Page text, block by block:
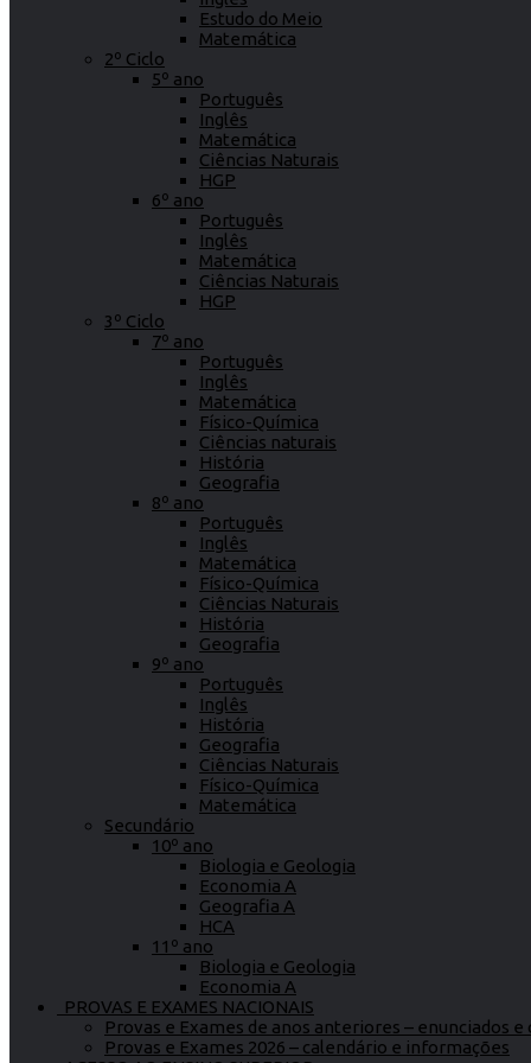
Estudo do Meio
Matemática
2º Ciclo
5º ano
Português
Inglês
Matemática
Ciências Naturais
HGP
6º ano
Português
Inglês
Matemática
Ciências Naturais
HGP
3º Ciclo
7º ano
Português
Inglês
Matemática
Físico-Química
Ciências naturais
História
Geografia
8º ano
Português
Inglês
Matemática
Físico-Química
Ciências Naturais
História
Geografia
9º ano
Português
Inglês
História
Geografia
Ciências Naturais
Físico-Química
Matemática
Secundário
10º ano
Biologia e Geologia
Economia A
Geografia A
HCA
11º ano
Biologia e Geologia
Economia A
PROVAS E EXAMES NACIONAIS
Provas e Exames de anos anteriores – enunciados
Provas e Exames 2026 – calendário e informações